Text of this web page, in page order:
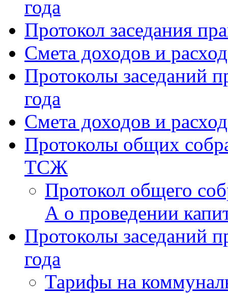
года
Протокол заседания
Смета доходов и
Протоколы заседаний
года
Смета доходов и
Протоколы общих
ТСЖ
Протокол общего
А о проведении
Протоколы заседаний
года
Тарифы на